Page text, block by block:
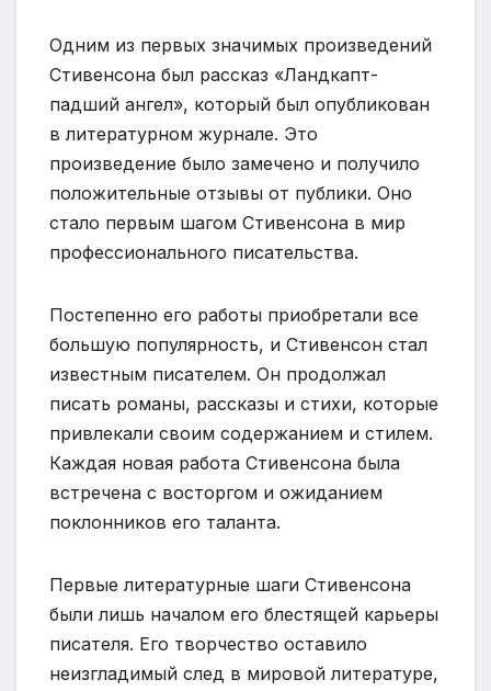
Одним из первых значимых произведений
Стивенсона был рассказ «Ландкапт-
падший ангел», который был опубликован
в литературном журнале. Это
произведение было замечено и получило
положительные отзывы от публики. Оно
стало первым шагом Стивенсона в мир
профессионального писательства.
Постепенно его работы приобретали все
большую популярность, и Стивенсон стал
известным писателем. Он продолжал
писать романы, рассказы и стихи, которые
привлекали своим содержанием и стилем.
Каждая новая работа Стивенсона была
встречена с восторгом и ожиданием
поклонников его таланта.
Первые литературные шаги Стивенсона
были лишь началом его блестящей карьеры
писателя. Его творчество оставило
неизгладимый след в мировой литературе,